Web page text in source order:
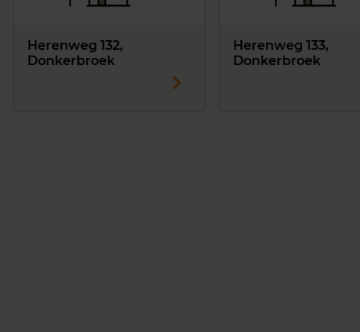
Herenweg 132,
Donkerbroek
Herenweg 133,
Donkerbroek